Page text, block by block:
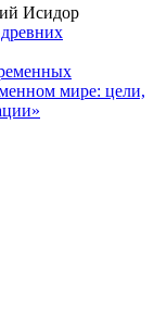
Исидор
мире: цели,